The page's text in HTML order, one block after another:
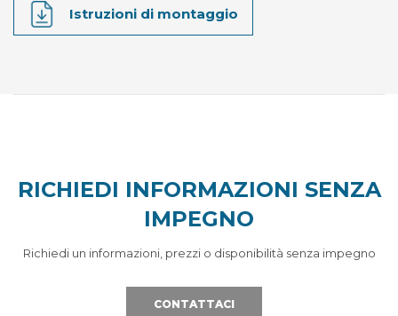
Istruzioni di montaggio
RICHIEDI INFORMAZIONI SENZA
IMPEGNO
Richiedi un informazioni, prezzi o disponibilità senza impegno
CONTATTACI